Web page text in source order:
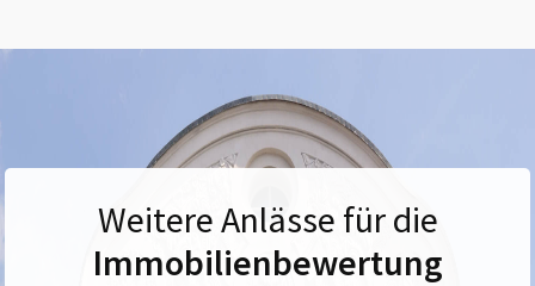
Weitere Anlässe für die
Immobilienbewertung